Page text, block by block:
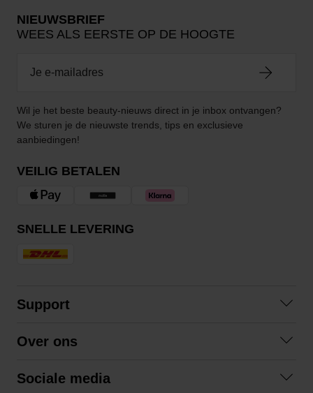
NIEUWSBRIEF
WEES ALS EERSTE OP DE HOOGTE
Wil je het beste beauty-nieuws direct in je inbox ontvangen?
We sturen je de nieuwste trends, tips en exclusieve
aanbiedingen!
VEILIG BETALEN
SNELLE LEVERING
Support
Algemene voorwaarden
Over ons
Sociale media